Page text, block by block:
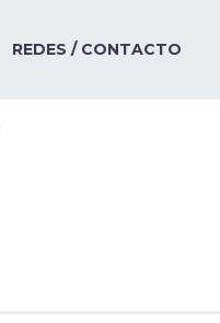
REDES / CONTACTO